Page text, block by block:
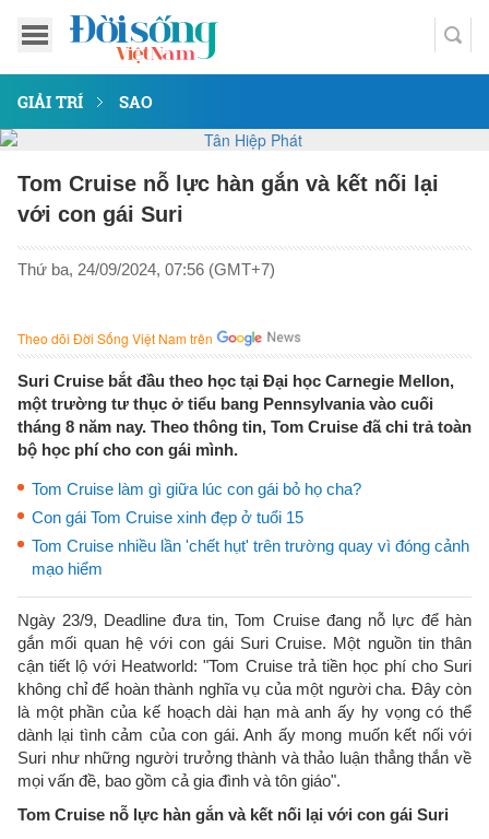
GIẢI TRÍ SAO
Tom Cruise nỗ lực hàn gắn và kết nối lại
với con gái Suri
Thứ ba, 24/09/2024, 07:56 (GMT+7)
Theo dõi Đời Sống Việt Nam trên
Suri Cruise bắt đầu theo học tại Đại học Carnegie Mellon,
một trường tư thục ở tiểu bang Pennsylvania vào cuối
tháng 8 năm nay. Theo thông tin, Tom Cruise đã chi trả toàn
bộ học phí cho con gái mình.
Tom Cruise làm gì giữa lúc con gái bỏ họ cha?
Con gái Tom Cruise xinh đẹp ở tuổi 15
Tom Cruise nhiều lần 'chết hụt' trên trường quay vì đóng cảnh
mạo hiểm
Ngày 23/9, Deadline đưa tin, Tom Cruise đang nỗ lực để hàn
gắn mối quan hệ với con gái Suri Cruise. Một nguồn tin thân
cận tiết lộ với Heatworld: "Tom Cruise trả tiền học phí cho Suri
không chỉ để hoàn thành nghĩa vụ của một người cha. Đây còn
là một phần của kế hoạch dài hạn mà anh ấy hy vọng có thể
dành lại tình cảm của con gái. Anh ấy mong muốn kết nối với
Suri như những người trưởng thành và thảo luận thẳng thắn về
mọi vấn đề, bao gồm cả gia đình và tôn giáo".
Tom Cruise nỗ lực hàn gắn và kết nối lại với con gái Suri